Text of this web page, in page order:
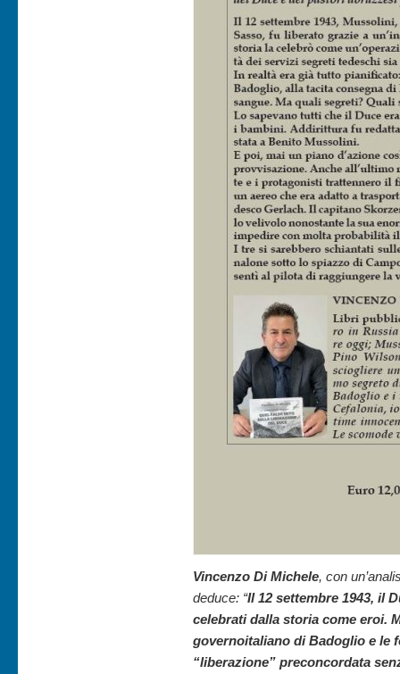
Vincenzo Di Michele, con
deduce: “Il 12 settembre 1943, il
celebrati dalla storia come eroi.
governoitaliano di Badoglio e le
“liberazione” preconcordata